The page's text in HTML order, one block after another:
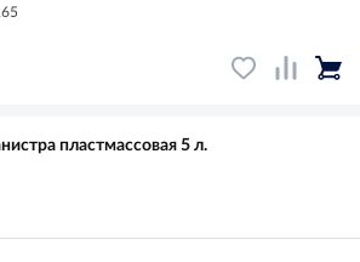
пластмассовая 5 л.